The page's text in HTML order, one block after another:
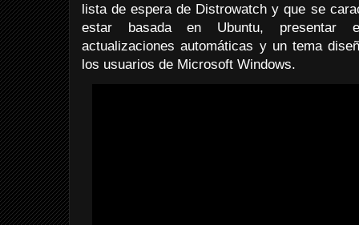
lista de espera de Distrowatch y que se
estar basada en Ubuntu, presentar
actualizaciones automáticas y un tema
los usuarios de Microsoft Windows.